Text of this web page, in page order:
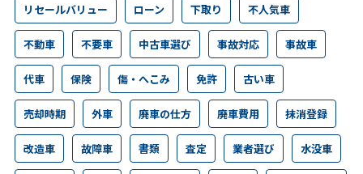
リセールバリュー ローン 下取り 不人気車
不動車 不要車 中古車選び 事故対応 事故車
代車 保険 傷・へこみ 免許 古い車
売却時期 外車 廃車の仕方 廃車費用 抹消登録
改造車 故障車 書類 査定 業者選び 水没車